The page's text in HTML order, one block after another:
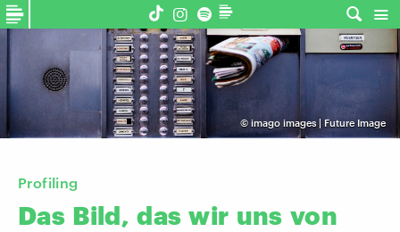
© imago images | Future Image
Profiling
Das Bild, das wir uns von